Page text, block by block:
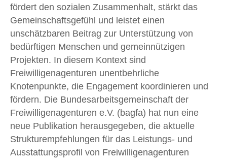
fördert den sozialen Zusammenhalt, stärkt das
Gemeinschaftsgefühl und leistet einen
unschätzbaren Beitrag zur Unterstützung von
bedürftigen Menschen und gemeinnützigen
Projekten. In diesem Kontext sind
Freiwilligenagenturen unentbehrliche
Knotenpunkte, die Engagement koordinieren und
fördern. Die Bundesarbeitsgemeinschaft der
Freiwilligenagenturen e.V. (bagfa) hat nun eine
neue Publikation herausgegeben, die aktuelle
Strukturempfehlungen für das Leistungs- und
Ausstattungsprofil von Freiwilligenagenturen